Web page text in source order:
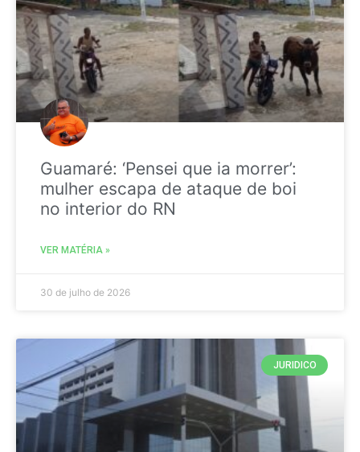
Guamaré: ‘Pensei que ia morrer’:
mulher escapa de ataque de boi
no interior do RN
VER MATÉRIA »
30 de julho de 2026
JURIDICO